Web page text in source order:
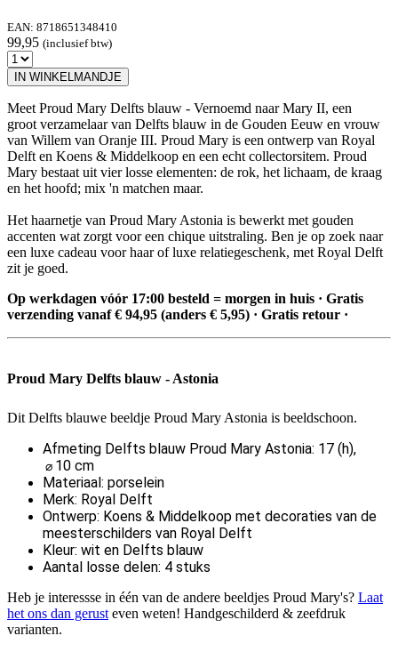
EAN: 8718651348410
99,95 (inclusief btw)
IN WINKELMANDJE
Meet Proud Mary Delfts blauw - Vernoemd naar Mary II, een
groot verzamelaar van Delfts blauw in de Gouden Eeuw en vrouw
van Willem van Oranje III. Proud Mary is een ontwerp van Royal
Delft en Koens & Middelkoop en een echt collectorsitem. Proud
Mary bestaat uit vier losse elementen: de rok, het lichaam, de kraag
en het hoofd; mix 'n matchen maar.
Het haarnetje van Proud Mary Astonia is bewerkt met gouden
accenten wat zorgt voor een chique uitstraling. Ben je op zoek naar
een luxe cadeau voor haar of luxe relatiegeschenk, met Royal Delft
zit je goed.
Op werkdagen vóór 17:00 besteld = morgen in huis · Gratis
verzending vanaf € 94,95 (anders € 5,95) · Gratis retour ·
Proud Mary Delfts blauw - Astonia
Dit Delfts blauwe beeldje Proud Mary Astonia is beeldschoon.
Afmeting Delfts blauw Proud Mary Astonia: 17 (h),
⌀ 10 cm
Materiaal: porselein
Merk: Royal Delft
Ontwerp: Koens & Middelkoop met decoraties van de
meesterschilders van Royal Delft
Kleur: wit en Delfts blauw
Aantal losse delen: 4 stuks
Heb je interessse in één van de andere beeldjes Proud Mary's? Laat
het ons dan gerust even weten! Handgeschilderd & zeefdruk
varianten.